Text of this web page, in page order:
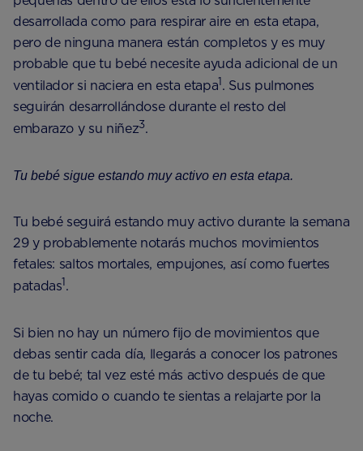
desarrollada como para respirar aire en esta etapa,
pero de ninguna manera están completos y es muy
probable que tu bebé necesite ayuda adicional de un
ventilador si naciera en esta etapa1. Sus pulmones
seguirán desarrollándose durante el resto del
embarazo y su niñez3.
Tu bebé sigue estando muy activo en esta etapa.
Tu bebé seguirá estando muy activo durante la semana
29 y probablemente notarás muchos movimientos
fetales: saltos mortales, empujones, así como fuertes
patadas1.
Si bien no hay un número fijo de movimientos que
debas sentir cada día, llegarás a conocer los patrones
de tu bebé; tal vez esté más activo después de que
hayas comido o cuando te sientas a relajarte por la
noche.